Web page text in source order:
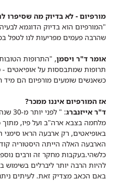
מורפיום - לא בדיוק מה שסיפרו
"המורפיום הוא בדיוק הדוגמא
שהרבה פעמים מפריעות לנו לטפל
אומר ד"ר ויסמן, "התרופות
תרופות שמתבססות על אופיאטים -
כשאנשים שומעים מורפיום הם
אז המורפיום איננו ממכר?
ד"ר אייזנברג
: "
באופיאטים, רק ארבעה הראו
הארבעה האלה הייתה היסטוריה
כלשהי.בעקבות מחקר זה ורבים
להיות הרבה יותר ליברלים בשימוש
באם הכאב מצדיק זאת. לעיתים